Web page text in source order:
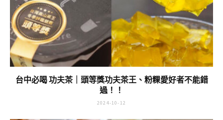
台中必喝 功夫茶｜頭等獎功夫茶王、粉粿愛好者不能錯
過！！
2024-10-12